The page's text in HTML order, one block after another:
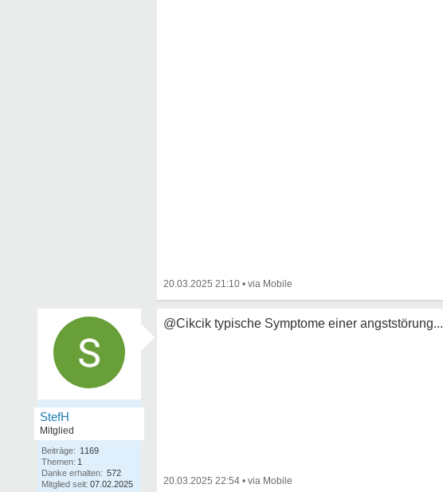
20.03.2025 21:10 •
StefH
Mitglied
Beiträge: 1169
Themen: 1
Danke erhalten: 572
Mitglied seit: 07.02.2025
@Cikcik typische Symptome einer angststörung...
20.03.2025 22:54 •